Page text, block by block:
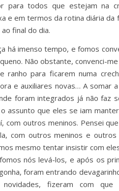
para todos que estejam na
e em termos da rotina diária
final do dia.
há imenso tempo, e fomos
Não obstante, convenci-
ranho para ficarem numa
e auxiliares novas… A somar
foram integrados já não faz
assunto que eles se iam
com outros meninos. Pensei
com outros meninos e
mesmo tentar insistir com
nós levá-los, e após os
foram entrando
fizeram com que